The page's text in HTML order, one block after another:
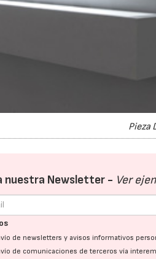
Pieza
nuestra Newsletter - Ver
de newsletters y avisos informativos
de comunicaciones de terceros vía